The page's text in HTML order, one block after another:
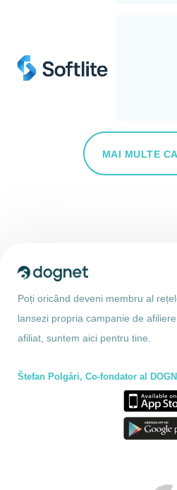
MAI MULTE
Poți oricând deveni membru al
lansezi propria campanie de
afiliat, suntem aici pentru tine.
Štefan Polgári, Co-fondator al